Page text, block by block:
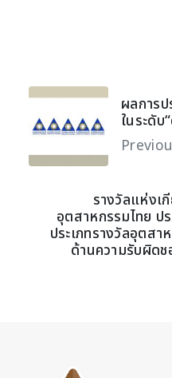
ผลการ
ในระดับ
รางวัลแห่งเ
อุตสาหกรรมไทย ป
ประเภทรางวัลอุตสา
ด้านความรับผิด